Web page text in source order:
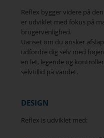
Reflex bygger videre på
er udviklet med fokus på
brugervenlighed.
Uanset om du ønsker
udfordre dig selv med
en let, legende og
selvtillid på vandet.
DESIGN
Reflex is udviklet med: